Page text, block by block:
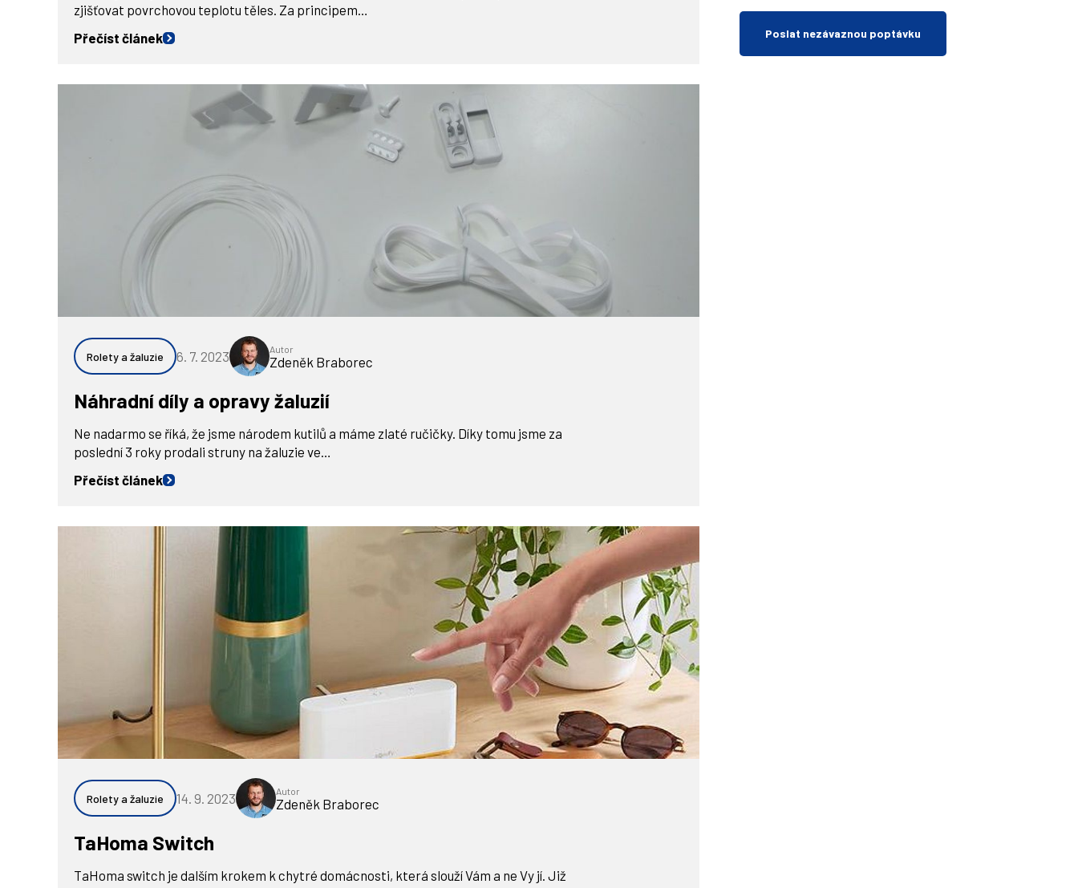
zjišťovat povrchovou teplotu těles. Za principem…
Přečíst článek
Rolety a žaluzie 6. 7. 2023 Autor
Zdeněk Braborec
Náhradní díly a opravy žaluzií
Ne nadarmo se říká, že jsme národem kutilů a máme zlaté ručičky. Díky tomu jsme za
poslední 3 roky prodali struny na žaluzie ve…
Přečíst článek
Rolety a žaluzie 14. 9. 2023 Autor
Zdeněk Braborec
TaHoma Switch
TaHoma switch je dalším krokem k chytré domácnosti, která slouží Vám a ne Vy jí. Již
Poslat nezávaznou poptávku